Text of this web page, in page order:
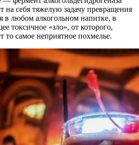
себя тяжелую задачу превращения
в любом алкогольном напитке, в
токсичное «зло», от которого,
то самое неприятное похмелье.